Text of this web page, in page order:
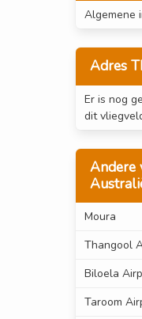
Algemene
Adres
Er is nog
dit
Andere
Moura
Thangool
Biloela
Taroom